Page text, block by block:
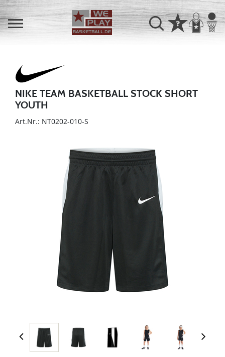
NIKE TEAM BASKETBALL STOCK SHORT
YOUTH
Art.Nr.: NT0202-010-S